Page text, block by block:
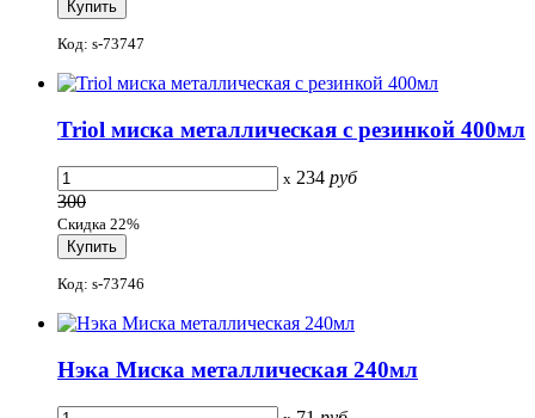
Код: s-73747
Triol миска металлическая с резинкой 400мл
x 234 руб
300
Скидка 22%
Код: s-73746
Нэка Миска металлическая 240мл